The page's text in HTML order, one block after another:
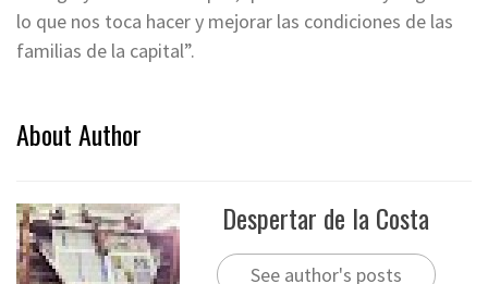
lo que nos toca hacer y mejorar las condiciones de las
familias de la capital”.
About Author
Despertar de la Costa
See author's posts